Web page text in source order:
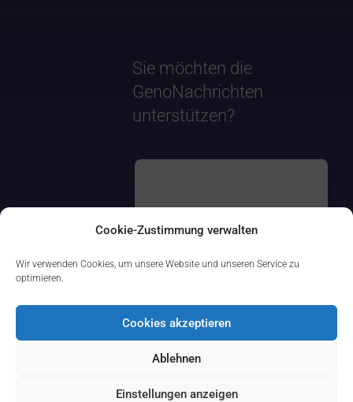
Cookie-Zustimmung verwalten
Wir verwenden Cookies, um unsere Website und unseren Service zu
optimieren.
Cookies akzeptieren
Ablehnen
Einstellungen anzeigen
Sie möchten die
GenoNachrichten
unterstützen?